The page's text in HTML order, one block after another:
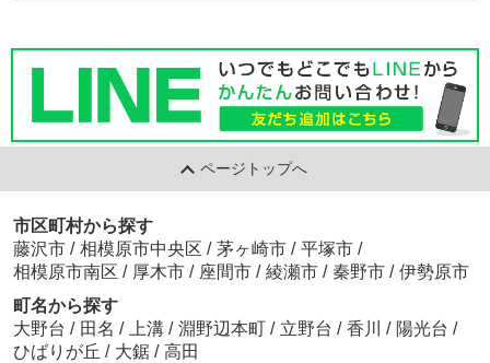
ページトップへ
市区町村から探す
藤沢市 / 相模原市中央区 / 茅ヶ崎市 / 平塚市 /
相模原市南区 / 厚木市 / 座間市 / 綾瀬市 / 秦野市 / 伊勢原市
町名から探す
大野台 / 田名 / 上溝 / 淵野辺本町 / 立野台 / 香川 / 陽光台 /
ひばりが丘 / 大鋸 / 高田